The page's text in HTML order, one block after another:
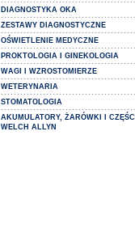
DIAGNOSTYKA OKA
ZESTAWY DIAGNOSTYCZNE
OŚWIETLENIE MEDYCZNE
PROKTOLOGIA I GINEKOLOGIA
WAGI I WZROSTOMIERZE
WETERYNARIA
STOMATOLOGIA
AKUMULATORY, ŻARÓWKI I CZĘŚCI
WELCH ALLYN